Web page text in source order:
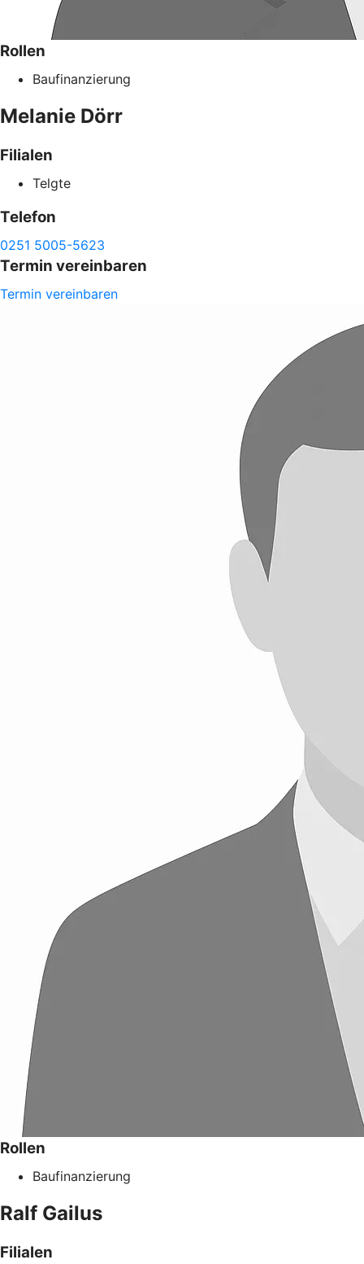
Rollen
Baufinanzierung
Melanie Dörr
Filialen
Telgte
Telefon
0251 5005-5623
Termin vereinbaren
Termin vereinbaren
Rollen
Baufinanzierung
Ralf Gailus
Filialen